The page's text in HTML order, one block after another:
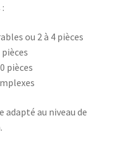
ou 2 à 4 pièces
pièces
adapté au niveau de